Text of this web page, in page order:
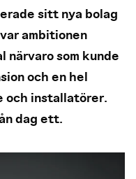
sitt nya bolag
ambitionen
som kunde
och en hel
och installatörer.
dag ett.